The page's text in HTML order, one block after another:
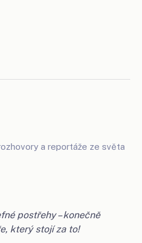
a reportáže ze světa
postřehy – konečně
který stojí za to!